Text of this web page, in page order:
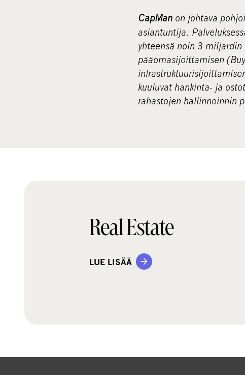
CapMan on johtava
asiantuntija.
yhteensä noin 3
pääomasijoittamisen
kuuluvat hankinta- ja
rahastojen hallinnoinnin
Real Estate
LUE LISÄÄ